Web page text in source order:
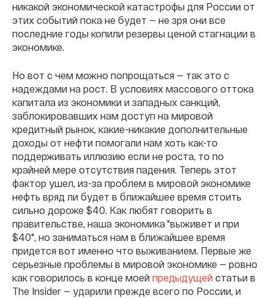
никакой экономической катастрофы для России от
этих событий пока не будет — не зря они все
последние годы копили резервы ценой стагнации в
экономике.
Но вот с чем можно попрощаться — так это с
надеждами на рост. В условиях массового оттока
капитала из экономики и западных санкций,
заблокировавших нам доступ на мировой
кредитный рынок, какие-никакие дополнительные
доходы от нефти помогали нам хоть как-то
поддерживать иллюзию если не роста, то по
крайней мере отсутствия падения. Теперь этот
фактор ушел, из-за проблем в мировой экономике
нефть вряд ли будет в ближайшее время стоить
сильно дороже $40. Как любят говорить в
правительстве, наша экономика "выживет и при
$40", но заниматься нам в ближайшее время
придется вот именно что выживанием. Первые же
серьезные проблемы в мировой экономике — ровно
как говорилось в конце моей предыдущей статьи в
The Insider — ударили прежде всего по России, и